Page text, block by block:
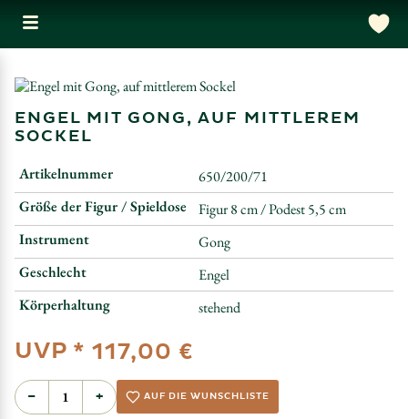
ENGEL MIT GONG, AUF MITTLEREM
SOCKEL
Artikelnummer
650/200/71
Größe der Figur / Spieldose
Figur 8 cm / Podest 5,5 cm
Instrument
Gong
Geschlecht
Engel
Körperhaltung
stehend
UVP * 117,00 €
− + AUF DIE WUNSCHLISTE